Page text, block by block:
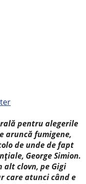
pentru alegerile
aruncă fumigene,
de unde de fapt
George Simion.
clovn, pe Gigi
care atunci când e